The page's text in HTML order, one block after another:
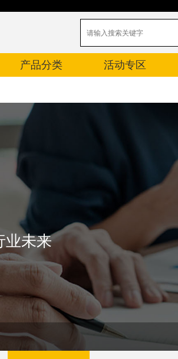
产品分类 活动专区
业未来